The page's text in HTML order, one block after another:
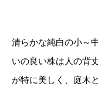
また、送料につ
ト上では未記載
ご注文後にお送り
清らかな純白の小～
いの良い株は人の背
が特に美しく、庭木